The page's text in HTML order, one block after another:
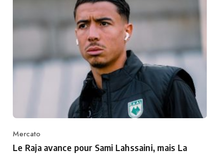
Category
Mercato
Le Raja avance pour Sami Lahssaini, mais La